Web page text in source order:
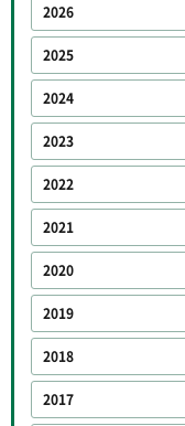
2026
2025
2024
2023
2022
2021
2020
2019
2018
2017